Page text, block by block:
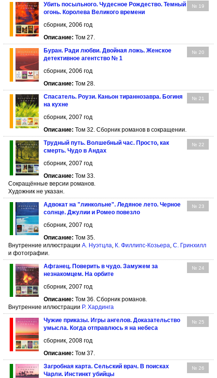
№ 19
Убить посыльного. Чудесное Рождество. Темный
огонь. Королева Великого времени
сборник, 2006 год
Описание: Том 27.
№ 20
Буран. Ради любви. Двойная ложь. Женское
детективное агентство № 1
сборник, 2006 год
Описание: Том 28.
№ 21
Спасатель. Роузи. Каньон тираннозавра. Богиня
на кухне
сборник, 2007 год
Описание: Том 32. Сборник романов в сокращении.
№ 22
Трудный путь. Волшебный час. Просто, как
смерть. Чудо в Андах
сборник, 2007 год
Описание: Том 33.
Сокращённые версии романов.
Художник не указан.
№ 23
Адвокат на "линкольне". Ледяное лето. Черное
солнце. Джулии и Ромео повезло
сборник, 2007 год
Описание: Том 35.
Внутренние иллюстрации А. Нуэтцла К. Филлипс-Козьера С. Гринхилл
и фотографии.
№ 24
Афганец. Поверить в чудо. Замужем за
незнакомцем. На орбите
сборник, 2007 год
Описание: Том 36. Сборник романов.
Внутренние иллюстрации Р. Хардинга
№ 25
Чужие приказы. Игры ангелов. Доказательство
умысла. Когда отправлюсь я на небеса
сборник, 2008 год
Описание: Том 37.
№ 26
Загробная карта. Сельский врач. В поисках
Чарли. Инстинкт убийцы